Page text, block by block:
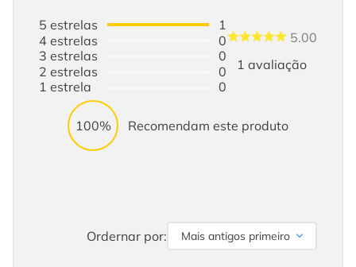
5estrelas
4estrelas
3estrelas
2estrelas
1estrela
1
0
0
0
0
5.00
1avaliação
100% Recomendam este produto
Ordernar por: Mais antigos primeiro